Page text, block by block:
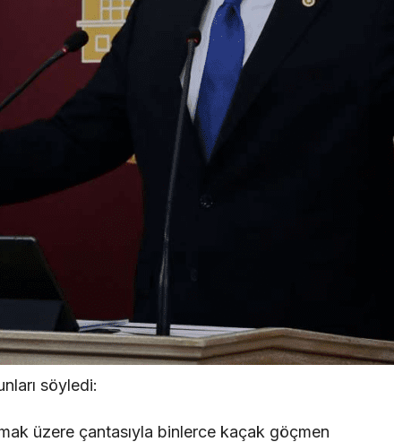
söyledi:
üzere çantasıyla binlerce kaçak göçmen